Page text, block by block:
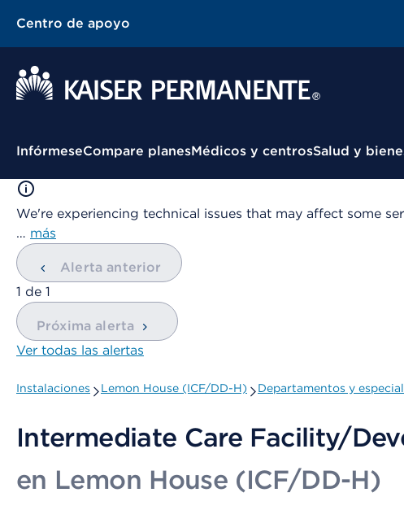
Centro de apoyo
Menú contextual
InfórmeseCompare planesMédicos y centrosSalud y
We're experiencing technical issues that may affect some
… más
Alerta anterior
mostrando
1 de 1
Próxima alerta
Ver todas las alertas
Instalaciones Lemon House (ICF/DD-H) Departamentos y
Intermediate Care Facility/
en Lemon House (ICF/DD-H)